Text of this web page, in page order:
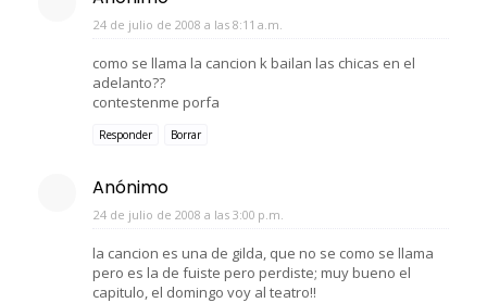
24 de julio de 2008 a las 8:11 a.m.
como se llama la cancion k bailan las chicas en el
adelanto??
contestenme porfa
Responder Borrar
Anónimo
24 de julio de 2008 a las 3:00 p.m.
la cancion es una de gilda, que no se como se llama
pero es la de fuiste pero perdiste; muy bueno el
capitulo, el domingo voy al teatro!!